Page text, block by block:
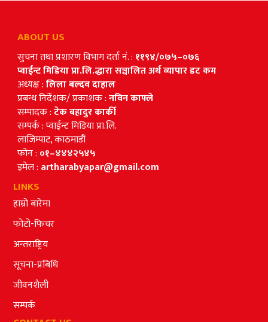
ABOUT US
सुचना तथा प्रशारण विभाग दर्ता नं. : ११९४/०७५–०७६
प्वाईन्ट मिडिया प्रा.लि.द्धारा सञ्चालित अर्थ व्यापार डट कम
अध्यक्ष :लिला बल्दव दाहाल
प्रबन्ध निर्देशक/ प्रकाशक :नविन काफ्ले
सम्पादक :टेक बहादुर कार्की
सम्पर्क : प्वाईन्ट मिडिया प्रा.लि.
लाजिम्पाट, काठमाडौं
फोन : ०१–४४४२५४५
इमेल : artharabyapar@gmail.com
LINKS
हाम्रो बारेमा
फोटो-फिचर
अन्तराष्ट्रिय
सूचना-प्रबिधि
जीवनशैली
सम्पर्क